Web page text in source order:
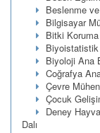
Beslenme
Bilgisayar
Bitki
Biyoistatistik
Biyoloji Ana
Coğrafya
Çevre
Çocuk
Deney
Dalı